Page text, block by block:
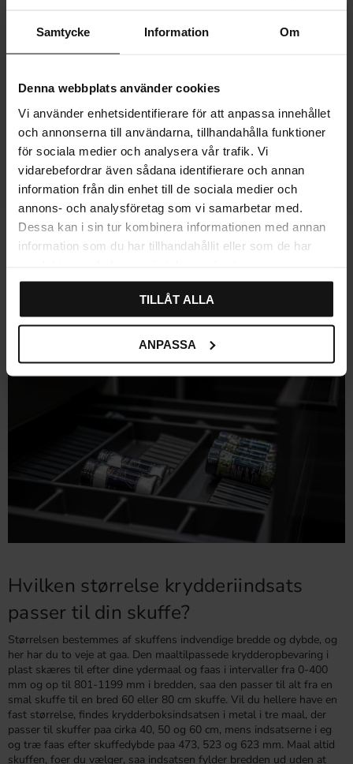
Samtycke Information Om
Denna webbplats använder cookies
Vi använder enhetsidentifierare för att anpassa innehållet
och annonserna till användarna, tillhandahålla funktioner
för sociala medier och analysera vår trafik. Vi
vidarebefordrar även sådana identifierare och annan
information från din enhet till de sociala medier och
annons- och analysföretag som vi samarbetar med.
Dessa kan i sin tur kombinera informationen med annan
information som du har tillhandahållit eller som de har
TILLÅT ALLA
ANPASSA
Krydderiindsats i hvidt træ –
Bas-serien
Gem som favorit
På lager
Krydderiindsats Ask Træ
50%
Gem som
1 stk. på lager
Hvilken størrelse krydderiindsats
passer til din skuffe?
Størrelsen bestemmes af skuffens indvendige bredde og dybde, og
her har du to veje at gaa. Den maaltilpassede krydderopbevaring i
plast skæres til efter dine ydermaal og faas i intervaller fra 0-400
mm og op til 801-1199 mm i bredden, saa den passer til alt fra en
smal skuffe til en bred 60 eller 80 cm skuffe. Vil du hellere have en
fast størrelse, findes krydderboksindsatsen i metal i tre maal, der
passer til skuffer paa cirka 40, 50 og 60 cm, mens indsatserne i eg
og træ faas efter skuffedybde paa 473, 523 og 623 mm. Maal altid
skuffen, foer du vælger, saa indsatsen fylder bredden ud uden at